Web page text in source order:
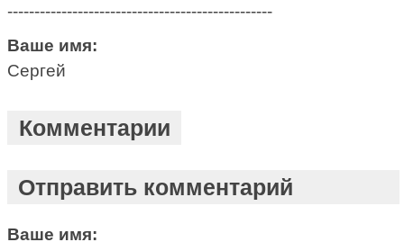
-------------------------------------------------
Ваше имя:
Сергей
Комментарии
Отправить комментарий
Ваше имя: